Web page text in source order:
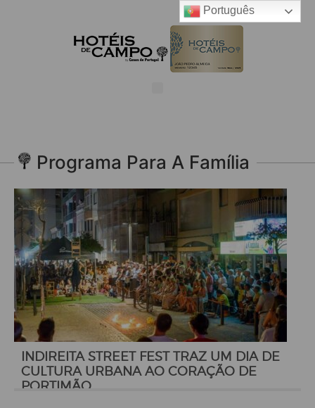
Programa Para A Família
INDIREITA STREET FEST TRAZ UM DIA DE
CULTURA URBANA AO CORAÇÃO DE
PORTIMÃO
Português